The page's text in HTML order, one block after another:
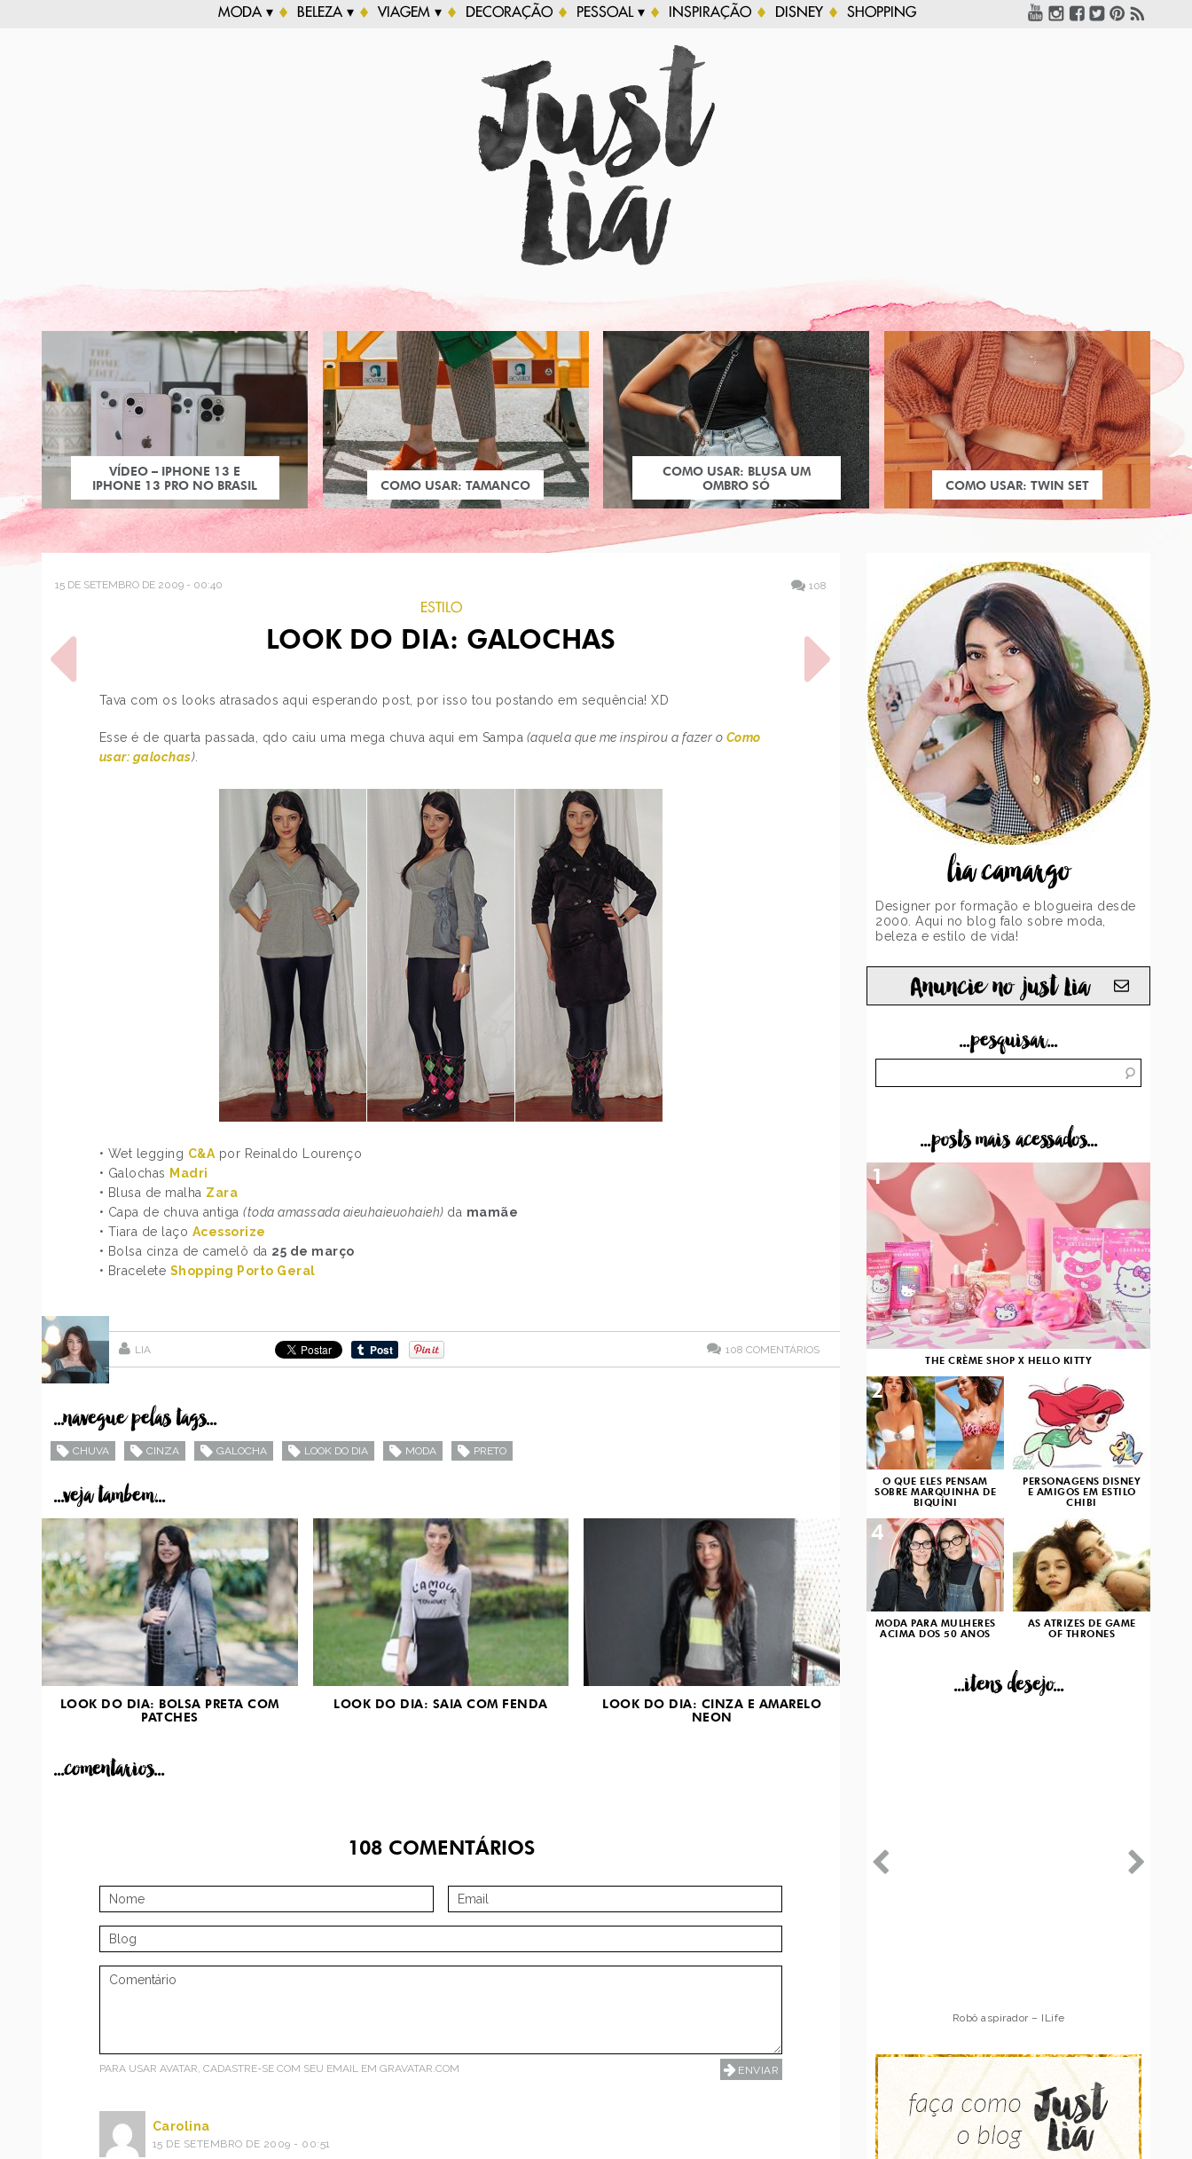
MODA ▾ BELEZA ▾ VIAGEM ▾ DECORAÇÃO PESSOAL ▾ INSPIRAÇÃO DISNEY SHOPPING
VÍDEO – IPHONE 13 E
IPHONE 13 PRO NO BRASIL
COMO USAR: TAMANCO
COMO USAR: BLUSA UM
OMBRO SÓ
COMO USAR: TWIN SET
15 DE SETEMBRO DE 2009 - 00:40 108
ESTILO
LOOK DO DIA: GALOCHAS
Tava com os looks atrasados aqui esperando post, por isso tou postando em sequência! XD
Esse é de quarta passada, qdo caiu uma mega chuva aqui em Sampa (aquela que me inspirou a fazer o Como
usar: galochas)
• Wet legging C&A por Reinaldo Lourenço
• Galochas Madri
• Blusa de malha Zara
• Capa de chuva antiga(toda amassada aieuhaieuohaieh) da mamãe
• Tiara de laço Acessorize
• Bolsa cinza de camelô da 25 de março
• Bracelete Shopping Porto Geral
LIA 108 COMENTÁRIOS
...navegue pelas tags...
CHUVA CINZA GALOCHA LOOK DO DIA MODA PRETO
...veja tambem...
LOOK DO DIA: BOLSA PRETA COM
PATCHES
LOOK DO DIA: SAIA COM FENDA
LOOK DO DIA: CINZA E AMARELO
NEON
POST ANTERIOR
LOOK DO DIA:
...comentarios...
108COMENTÁRIOS
PARA USAR AVATAR, CADASTRE-SE COM SEU EMAIL EM GRAVATAR.COM
Carolina
15 DE SETEMBRO DE 2009 - 00:51
lia camargo
Designer por formação e blogueira desde
2000. Aqui no blog falo sobre moda,
beleza e estilo de vida!
Anuncie no just Lia
...pesquisar...
...posts mais acessados...
THE CRÈME SHOP X HELLO KITTY
1
O QUE ELES PENSAM
SOBRE MARQUINHA DE
BIQUÍNI
2
PERSONAGENS DISNEY
E AMIGOS EM ESTILO
CHIBI
3
MODA PARA MULHERES
ACIMA DOS 50 ANOS
4
AS ATRIZES DE GAME
OF THRONES
...itens desejo...
Robô aspirador – Multilaser